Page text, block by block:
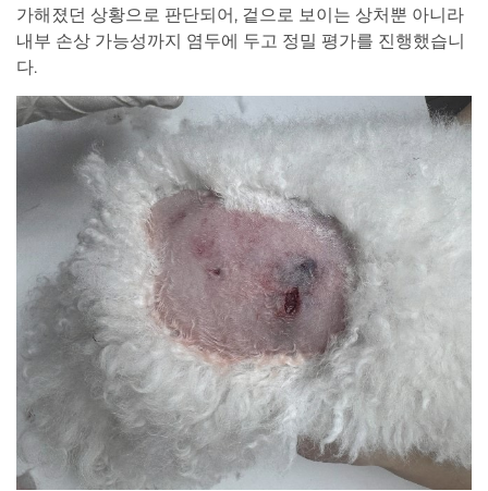
가해졌던 상황으로 판단되어, 겉으로 보이는 상처뿐 아니라
내부 손상 가능성까지 염두에 두고 정밀 평가를 진행했습니
다.